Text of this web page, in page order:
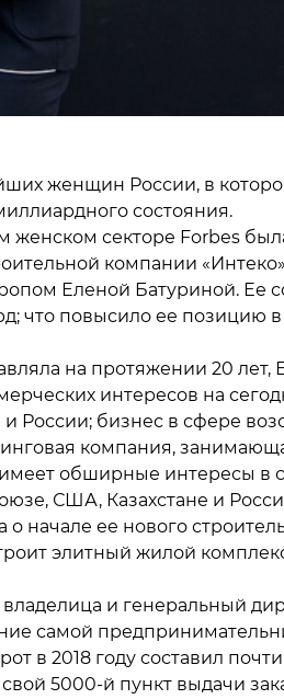
женщин России, в
состояния.
секторе Forbes
компании
Еленой Батуриной. Ее
что повысило ее позицию
на протяжении 20 лет,
интересов на
России; бизнес в сфере
компания,
обширные интересы в
США, Казахстане и
начале ее нового
элитный жилой
и генеральный
самой
в 2018 году составил почти
5000-й пункт выдачи